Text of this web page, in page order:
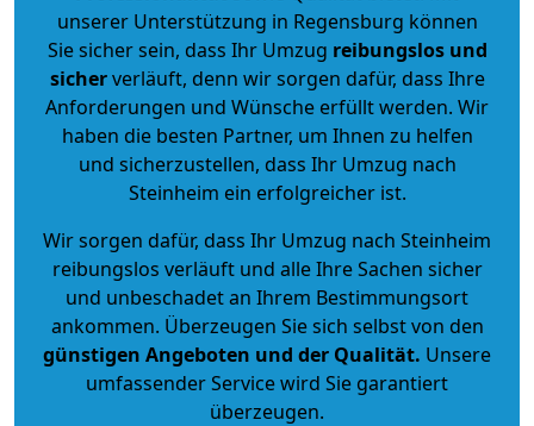
unserer Unterstützung in Regensburg können
Sie sicher sein, dass Ihr Umzug reibungslos und
sicherverläuft, denn wir sorgen dafür, dass Ihre
Anforderungen und Wünsche erfüllt werden. Wir
haben die besten Partner, um Ihnen zu helfen
und sicherzustellen, dass Ihr Umzug nach
Steinheim ein erfolgreicher ist.
Wir sorgen dafür, dass Ihr Umzug nach Steinheim
reibungslos verläuft und alle Ihre Sachen sicher
und unbeschadet an Ihrem Bestimmungsort
ankommen. Überzeugen Sie sich selbst von den
günstigen Angeboten und der Qualität. Unsere
umfassender Service wird Sie garantiert
überzeugen.